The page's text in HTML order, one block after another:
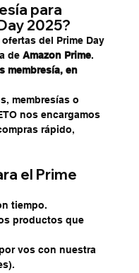
para
2025?
del Prime Day
de Amazon Prime.
membresía, en
membresías o
nos encargamos
rápido,
el Prime
tiempo.
productos que
vos con nuestra